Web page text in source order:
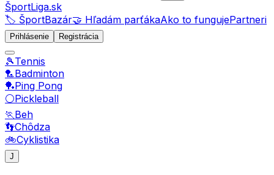
ŠportLiga.sk
🏷️ ŠportBazár🤝 Hľadám parťákaAko to fungujePartneri
Prihlásenie Registrácia
🎾Tennis
🏸Badminton
🏓Ping Pong
⚪Pickleball
🏃Beh
👣Chôdza
🚲Cyklistika
J